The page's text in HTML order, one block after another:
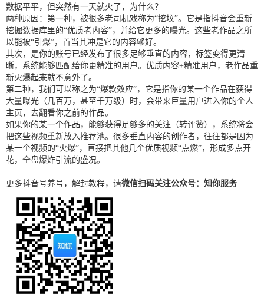
数据平平，但突然有一天就火了，为什么？
两种原因：第一种，被很多老司机戏称为“挖坟”。它是指抖音会重新
挖掘数据库里的“优质老内容”，并给它更多的曝光。这些老作品之所
以能被“引爆”，首当其冲是它的内容够好。
其次，是你的账号已经发布了很多足够垂直的内容，标签变得更清
晰，系统能够匹配给你更精准的用户。优质内容+精准用户，老作品重
新火爆起来就不意外了。
第二种，我们可以称之为“爆款效应”，它是指你的某一个作品在获得
大量曝光（几百万，甚至千万级）时，会带来巨量用户进入你的个人
主页，去翻看你之前的作品。
如果你的某一个作品，能够获得足够多的关注（转评赞），系统将会
把这些视频重新放入推荐池。很多垂直内容的创作者，往往都是因为
某一个视频的“火爆”，直接把其他几个优质视频“点燃”，形成多点开
花，全盘爆炸引流的盛况。
更多抖音号养号，解封教程，请微信扫码关注公众号：知你服务